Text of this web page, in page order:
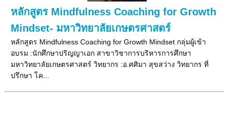
หลักสูตร Mindfulness Coaching for Growth
Mindset- มหาวิทยาลัยเกษตรศาสตร์
หลักสูตร Mindfulness Coaching for Growth Mindset กลุ่มผู้เข้า
อบรม :นักศึกษาปริญญาเอก สาขาวิชาการบริหารการศึกษา
มหาวิทยาลัยเกษตรศาสตร์ วิทยากร :อ.ศศิมา สุขสว่าง วิทยากร ที่
ปรึกษา โค...